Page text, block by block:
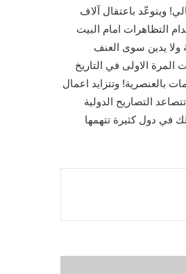
ويتوعّد باعتقال آلاف
التظاهرات امام البيت
ولا يدين سوى العنف
الاولى في التاريخ
بالعنصرية! وتتزايد اعمال
التصاريح الدولية
في دول كثيرة تتهمها